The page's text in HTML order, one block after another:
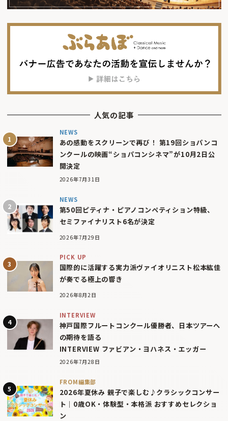
人気の記事
NEWS
あの感動をスクリーンで再び！ 第19回ショパンコ
ンクールの映画“ショパコンシネマ”が10月2日公
開決定
2026年7月31日
NEWS
第50回ピティナ・ピアノコンペティション特級、
セミファイナリスト6名が決定
2026年7月29日
PICK UP
国際的に活躍する実力派ヴァイオリニスト松本紘佳
が奏でる極上の響き
2026年8月2日
INTERVIEW
神戸国際フルートコンクール優勝者、日本ツアーへ
の期待を語る
INTERVIEW ファビアン・ヨハネス・エッガー
2026年7月28日
FROM編集部
2026年夏休み 親子で楽しむ♪クラシックコンサー
ト｜0歳OK・体験型・本格派 おすすめセレクショ
ン